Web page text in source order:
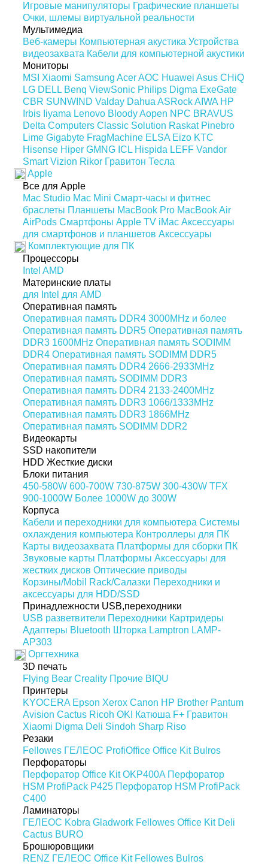
Игровые манипуляторы Графические планшеты
Очки, шлемы виртуальной реальности
Мультимедиа
Веб-камеры Компьютерная акустика Устройства
видеозахвата Кабели для компьютерной акустики
Мониторы
MSI Xiaomi Samsung AcerAOC Huawei Asus CHiQ
LG DELL Benq ViewSonic Philips Digma ExeGate
CBR SUNWIND Valday Dahua ASRockAIWA HP
Irbis Iiyama Lenovo BloodyAopen NPC BRAVUS
Delta Computers Classic Solution Raskat Pinebro
Lime Gigabyte FragMachine ELSA Eizo KTC
Hisense Hiper GMNG ICL Hispida LEFF Vandor
Smart Vizion Rikor Гравитон Тесла
Apple
Все для Apple
Mac Studio Mac Mini Смарт-часы и фитнес
браслеты Планшеты MacBook Pro MacBook Air
AirPods Смартфоны Apple TV iMac Аксессуары
для смартфонов и планшетов Аксессуары
Комплектующие для ПК
Процессоры
Intel AMD
Материнские платы
для Intel для AMD
Оперативная память
Оперативная память DDR4 3000MHz и более
Оперативная память DDR5 Оперативная память
DDR3 1600MHz Оперативная память SODIMM
DDR4 Оперативная память SODIMM DDR5
Оперативная память DDR4 2666-2933MHz
Оперативная память SODIMM DDR3
Оперативная память DDR4 2133-2400MHz
Оперативная память DDR3 1066/1333MHz
Оперативная память DDR3 1866MHz
Оперативная память SODIMM DDR2
Видеокарты
SSD накопители
HDD Жесткие диски
Блоки питания
450-580W 600-700W 730-875W 300-430W TFX
900-1000W Более 1000W до 300W
Корпуса
Кабели и переходники для компьютера Системы
охлаждения компьютера Контроллеры для ПК
Карты видеозахвата Платформы для сборки ПК
Звуковые карты Платформы Аксессуары для
жестких дисков Оптические приводы
Корзины/Mobil Rack/Салазки Переходники и
аксессуары для HDD/SSD
Принадлежности USB,переходники
USB разветвители Переходники Картридеры
Адаптеры Bluetooth Шторка Lamptron LAMP-
AP303
Оргтехника
3D печать
Flying Bear Creality Прочие BIQU
Принтеры
KYOCERA Epson Xerox Canon HP Brother Pantum
Avision Cactus Ricoh OKI Катюша F+ Гравитон
Xiaomi Digma Deli Sindoh Sharp Riso
Резаки
Fellowes ГЕЛЕОС ProfiOffice Office Kit Bulros
Перфораторы
Перфоратор Office Kit OKP400A Перфоратор
HSM ProfiPack P425 Перфоратор HSM ProfiPack
C400
Ламинаторы
ГЕЛЕОС Kobra Gladwork Fellowes Office Kit Deli
Cactus BURO
Брошюровщики
RENZ ГЕЛЕОС Office Kit Fellowes Bulros